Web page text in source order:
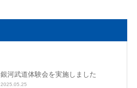
銀河武道体験会を実施しました
2025.05.25